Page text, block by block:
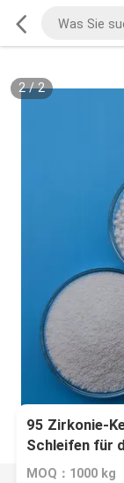
2/2
95 Zirkonie-
Schleifen für
MOQ：1000 kg